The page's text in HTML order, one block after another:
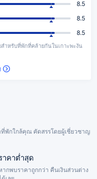
8.5
8.5
8.5
ำหรับที่พักที่คล้ายกันในเกาะพะงัน
พักใกล้คุณ คัดสรรโดยผู้เชี่ยวชาญ
าคาต่ำสุด
กพบราคาถูกกว่า คืนเงินส่วนต่าง